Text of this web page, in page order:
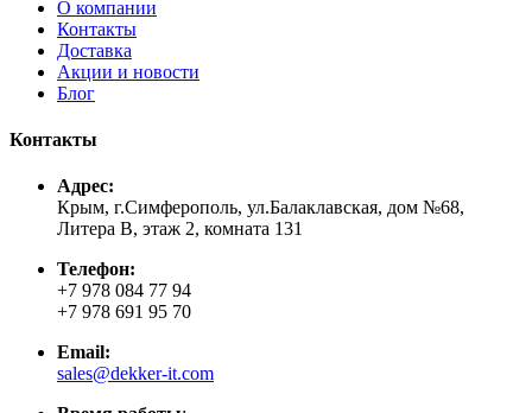
О компании
Контакты
Доставка
Акции и новости
Блог
Контакты
Адрес:
Крым, г.Симферополь, ул.Балаклавская, дом №68,
Литера В, этаж 2, комната 131
Телефон:
+7 978 084 77 94
+7 978 691 95 70
Email:
sales@dekker-it.com